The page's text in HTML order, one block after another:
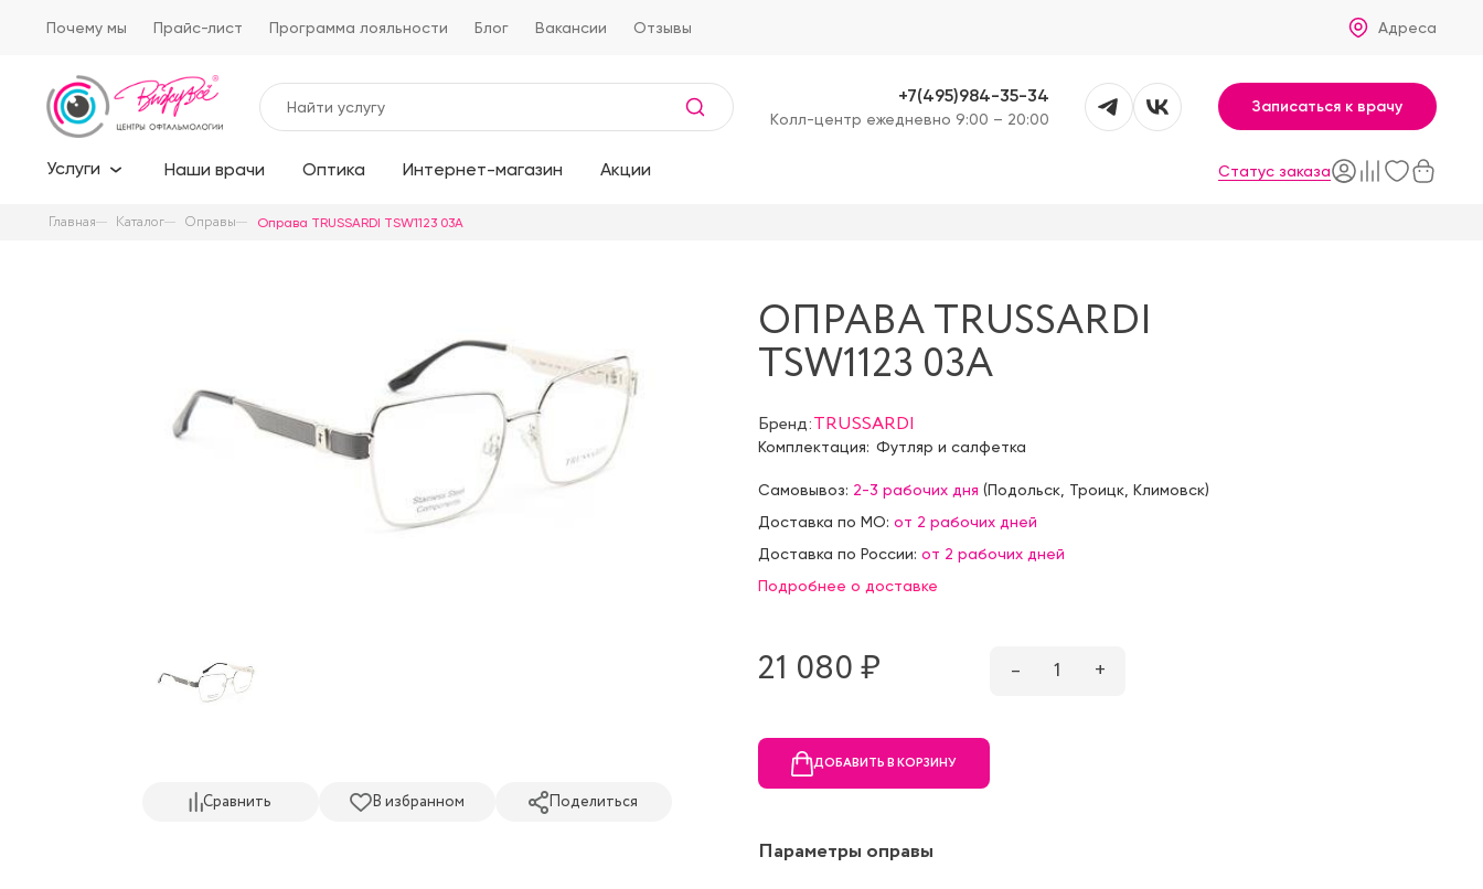
Почему мы Прайс-лист Программа лояльности Блог Вакансии Отзывы Адреса
+7(495)984-35-34
Kолл-центр ежедневно 9:00 – 20:00
Записаться к врачу
Услуги Наши врачи Оптика Интернет-магазин Акции Статус заказа
Главная Каталог Оправы Оправа TRUSSARDI TSW1123 03A
Сравнить В избранном Поделиться
ОПРАВА TRUSSARDI
TSW1123 03A
Бренд:TRUSSARDI
Комплектация: Футляр и салфетка
Самовывоз: 2-3 рабочих дня (Подольск, Троицк, Климовск)
Доставка по МО: от 2 рабочих дней
Доставка по России: от 2 рабочих дней
Подробнее о доставке
21 080 ₷ – 1 +
ДОБАВИТЬ В КОРЗИНУ
Параметры оправы